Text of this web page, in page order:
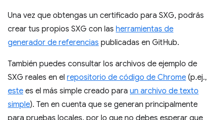
Una vez que obtengas un certificado para SXG, podrás
crear tus propios SXG con las herramientas de
generador de referencias publicadas en GitHub.
También puedes consultar los archivos de ejemplo de
SXG reales en el repositorio de código de Chrome (p.ej.,
este es el más simple creado para un archivo de texto
simple). Ten en cuenta que se generan principalmente